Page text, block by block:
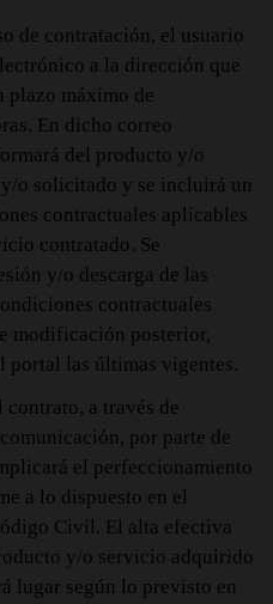
de contratación, el usuario
a la dirección que
plazo máximo de
En dicho correo
del producto y/o
o solicitado y se incluirá un
contractuales aplicables
contratado. Se
y/o descarga de las
contractuales
modificación posterior,
portal las últimas vigentes.
a través de
por parte de
el perfeccionamiento
a lo dispuesto en el
Civil. El alta efectiva
y/o servicio adquirido
lugar según lo previsto en